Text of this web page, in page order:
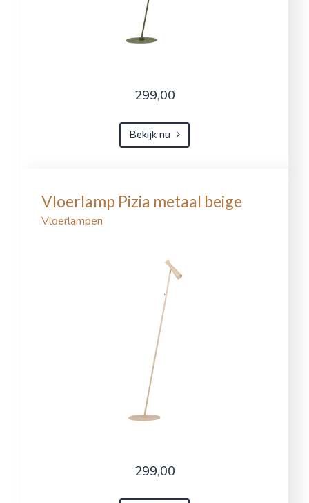
299,00
Bekijk nu
Vloerlamp Pizia metaal beige
Vloerlampen
299,00